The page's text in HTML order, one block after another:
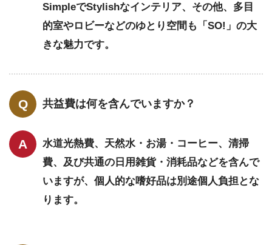
SimpleでStylishなインテリア、その他、多目
的室やロビーなどのゆとり空間も「SO!」の大
きな魅力です。
共益費は何を含んでいますか？
水道光熱費、天然水・お湯・コーヒー、清掃
費、及び共通の日用雑貨・消耗品などを含んで
いますが、個人的な嗜好品は別途個人負担とな
ります。